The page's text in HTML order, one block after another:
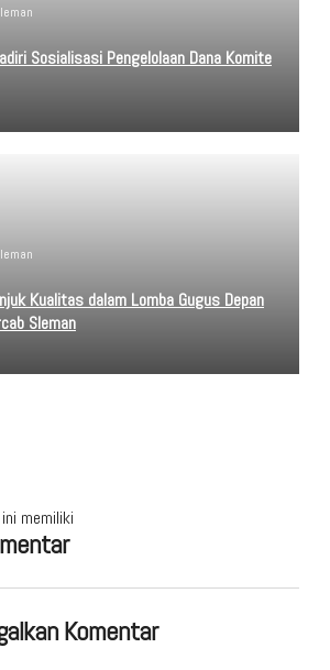
Sosialisasi Pengelolaan Dana Komite
Kualitas dalam Lomba Gugus Depan
Sleman
memiliki
Komentar